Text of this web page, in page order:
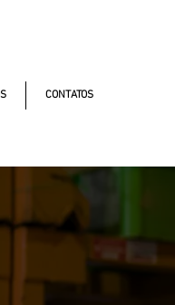
CONTATOS